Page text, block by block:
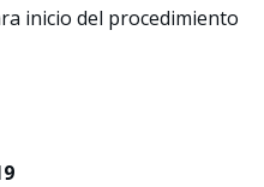
inicio del procedimiento